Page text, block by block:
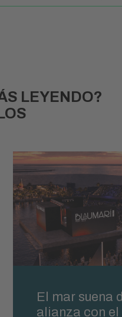
LEYENDO?
El mar suena
alianza con el